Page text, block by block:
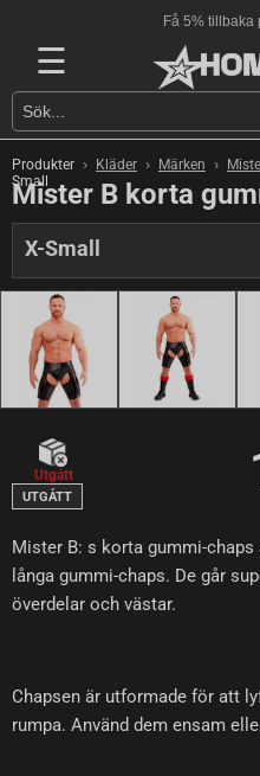
Få 5% tillbaka
☰
Produkter › Kläder › Märken ›
Small
Mister B korta
X-Small
Utgått
UTGÅTT
Mister B: s korta gummi-
långa gummi-chaps. De går
överdelar och västar.
Chapsen är utformade för att
rumpa. Använd dem ensam